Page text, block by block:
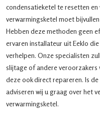
condensatieketel te resetten
verwarmingsketel moet
Hebben deze methoden geen
ervaren installateur uit Eeklo
verhelpen. Onze specialisten
slijtage of andere veroorzakers
deze ook direct repareren. Is
adviseren wij u graag over het
verwarmingsketel.